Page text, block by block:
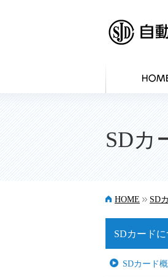
SDカ
HOME >> SD
SDカード
SDカード